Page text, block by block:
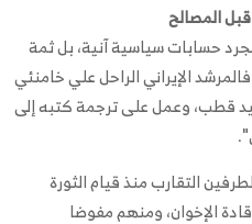
المصالح
حسابات سياسية آنية، بل ثمة
الإيراني الراحل علي خامنئي
قطب، وعمل على ترجمة كتبه إلى
التقارب منذ قيام الثورة
سارع كبار قادة الإخوان، ومنهم مفوضا